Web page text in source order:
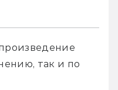
так и по